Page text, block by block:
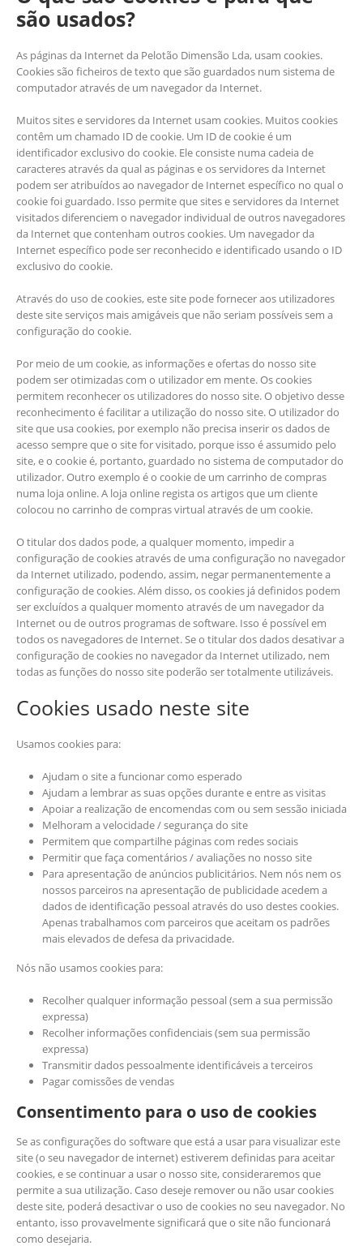
são usados?
As páginas da Internet da Pelotão Dimensão Lda, usam cookies.
Cookies são ficheiros de texto que são guardados num sistema de
computador através de um navegador da Internet.
Muitos sites e servidores da Internet usam cookies. Muitos cookies
contêm um chamado ID de cookie. Um ID de cookie é um
identificador exclusivo do cookie. Ele consiste numa cadeia de
caracteres através da qual as páginas e os servidores da Internet
podem ser atribuídos ao navegador de Internet específico no qual o
cookie foi guardado. Isso permite que sites e servidores da Internet
visitados diferenciem o navegador individual de outros navegadores
da Internet que contenham outros cookies. Um navegador da
Internet específico pode ser reconhecido e identificado usando o ID
exclusivo do cookie.
Através do uso de cookies, este site pode fornecer aos utilizadores
deste site serviços mais amigáveis que não seriam possíveis sem a
configuração do cookie.
Por meio de um cookie, as informações e ofertas do nosso site
podem ser otimizadas com o utilizador em mente. Os cookies
permitem reconhecer os utilizadores do nosso site. O objetivo desse
reconhecimento é facilitar a utilização do nosso site. O utilizador do
site que usa cookies, por exemplo não precisa inserir os dados de
acesso sempre que o site for visitado, porque isso é assumido pelo
site, e o cookie é, portanto, guardado no sistema de computador do
utilizador. Outro exemplo é o cookie de um carrinho de compras
numa loja online. A loja online regista os artigos que um cliente
colocou no carrinho de compras virtual através de um cookie.
O titular dos dados pode, a qualquer momento, impedir a
configuração de cookies através de uma configuração no navegador
da Internet utilizado, podendo, assim, negar permanentemente a
configuração de cookies. Além disso, os cookies já definidos podem
ser excluídos a qualquer momento através de um navegador da
Internet ou de outros programas de software. Isso é possível em
todos os navegadores de Internet. Se o titular dos dados desativar a
configuração de cookies no navegador da Internet utilizado, nem
todas as funções do nosso site poderão ser totalmente utilizáveis.
Cookies usado neste site
Usamos cookies para:
Ajudam o site a funcionar como esperado
Ajudam a lembrar as suas opções durante e entre as visitas
Apoiar a realização de encomendas com ou sem sessão iniciada
Melhoram a velocidade / segurança do site
Permitem que compartilhe páginas com redes sociais
Permitir que faça comentários / avaliações no nosso site
Para apresentação de anúncios publicitários. Nem nós nem os
nossos parceiros na apresentação de publicidade acedem a
dados de identificação pessoal através do uso destes cookies.
Apenas trabalhamos com parceiros que aceitam os padrões
mais elevados de defesa da privacidade.
Nós não usamos cookies para:
Recolher qualquer informação pessoal (sem a sua permissão
expressa)
Recolher informações confidenciais (sem sua permissão
expressa)
Transmitir dados pessoalmente identificáveis a terceiros
Pagar comissões de vendas
Consentimento para o uso de cookies
Se as configurações do software que está a usar para visualizar este
site (o seu navegador de internet) estiverem definidas para aceitar
cookies, e se continuar a usar o nosso site, consideraremos que
permite a sua utilização. Caso deseje remover ou não usar cookies
deste site, poderá desactivar o uso de cookies no seu navegador. No
entanto, isso provavelmente significará que o site não funcionará
como desejaria.